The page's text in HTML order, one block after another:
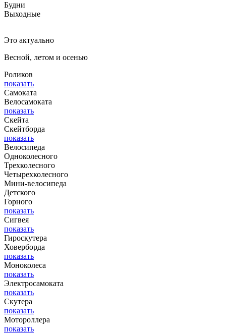
Будни
Выходные
Это актуально
Весной, летом и осенью
Роликов
показать
Самоката
Велосамоката
показать
Скейта
Скейтборда
показать
Велосипеда
Одноколесного
Трехколесного
Четырехколесного
Мини-велосипеда
Детского
Горного
показать
Сигвея
показать
Гироскутера
Ховерборда
показать
Моноколеса
показать
Электросамоката
показать
Скутера
показать
Мотороллера
показать